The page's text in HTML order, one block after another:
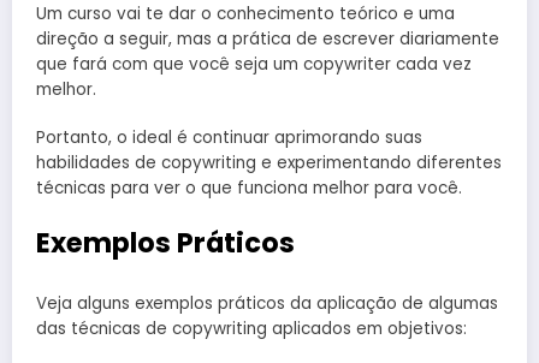
Um curso vai te dar o conhecimento teórico e uma
direção a seguir, mas a prática de escrever diariamente
que fará com que você seja um copywriter cada vez
melhor.
Portanto, o ideal é continuar aprimorando suas
habilidades de copywriting e experimentando diferentes
técnicas para ver o que funciona melhor para você.
Exemplos Práticos
Veja alguns exemplos práticos da aplicação de algumas
das técnicas de copywriting aplicados em objetivos: